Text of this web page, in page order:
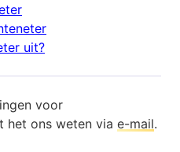
uit?
voor
het ons weten via e-mail.